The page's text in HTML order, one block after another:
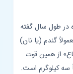
سال گفته
گندم (یا نان)
همین قوت
کیلوگرم است.